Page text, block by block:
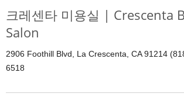
크레센타 미용실 | Crescenta
Salon
2906 Foothill Blvd, La Crescenta, CA 91214
6518